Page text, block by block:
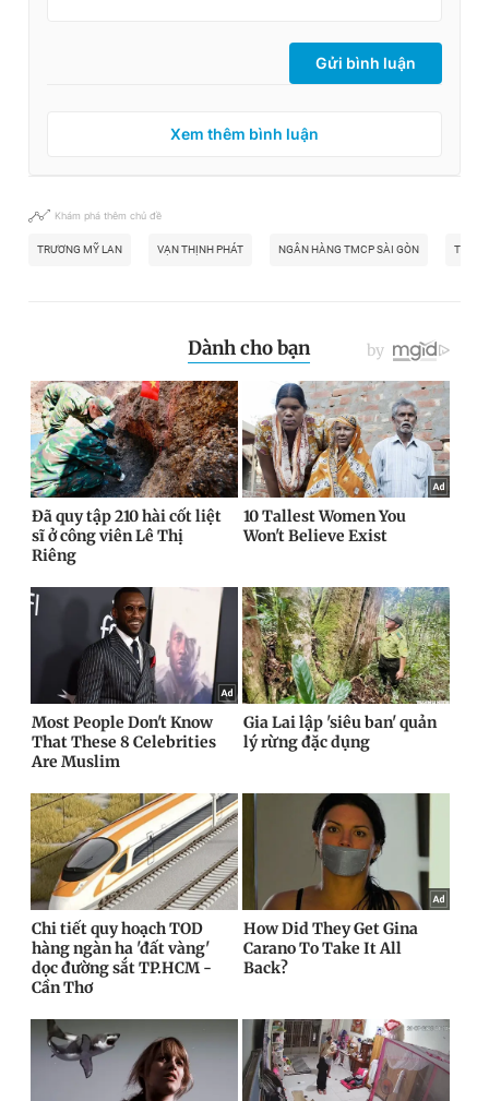
Gửi bình luận
Xem thêm bình luận
Khám phá thêm chủ đề
TRƯƠNG MỸ LAN VẠN THỊNH PHÁT NGÂN HÀNG TMCP SÀI GÒN THAM